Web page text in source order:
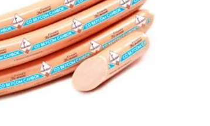
Сухари и снеки